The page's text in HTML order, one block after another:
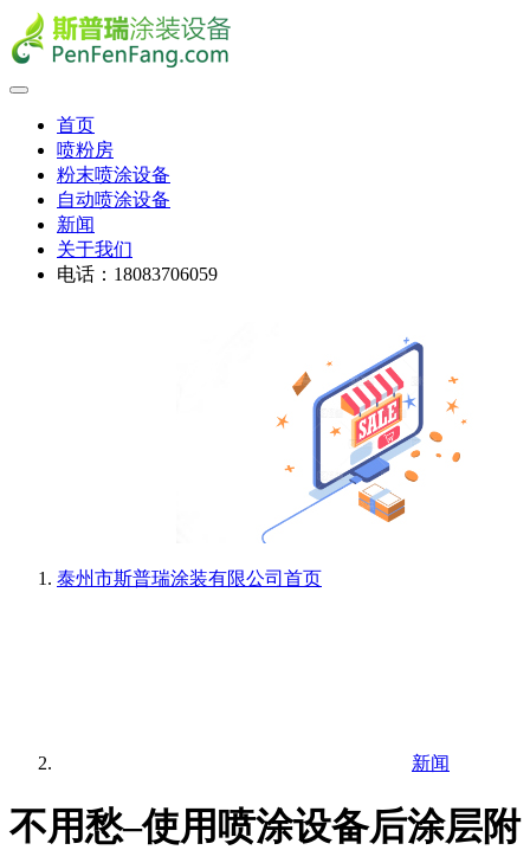
首页
喷粉房
粉末喷涂设备
自动喷涂设备
新闻
关于我们
电话：18083706059
泰州市斯普瑞涂装有限公司 首页
新闻
不用愁–使用喷涂设备后涂层附